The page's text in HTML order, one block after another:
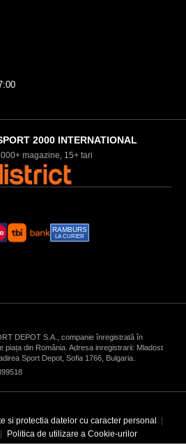
2000 INTERNATIONAL
magazine, 15+ tari
RAMBURS
LA CURIER
DEPOT S.A., companie înregistrată în
piața din România. Adresa inregistrarii: Mladost
Sport Depot, Sofia 1766, Bulgaria.
si protectia datelor cu caracter personal
Politica de utilizare a Cookie-urilor